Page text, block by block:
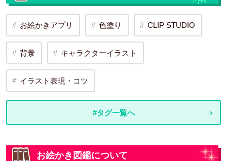
お絵かきアプリ 色塗り CLIP STUDIO
背景 キャラクターイラスト
イラスト表現・コツ
#タグ一覧へ
お絵かき図鑑について